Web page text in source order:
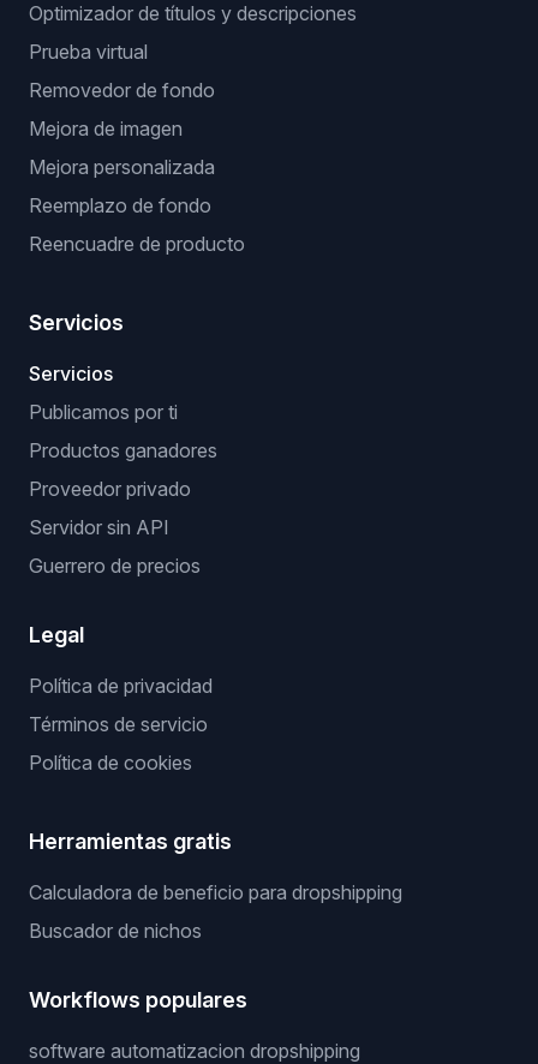
Optimizador de títulos y descripciones
Prueba virtual
Removedor de fondo
Mejora de imagen
Mejora personalizada
Reemplazo de fondo
Reencuadre de producto
Servicios
Servicios
Publicamos por ti
Productos ganadores
Proveedor privado
Servidor sin API
Guerrero de precios
Legal
Política de privacidad
Términos de servicio
Política de cookies
Herramientas gratis
Calculadora de beneficio para dropshipping
Buscador de nichos
Workflows populares
software automatizacion dropshipping